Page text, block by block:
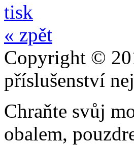
tisk
« zpět
Copyright ©
příslušenství
Chraňte svůj
obalem,